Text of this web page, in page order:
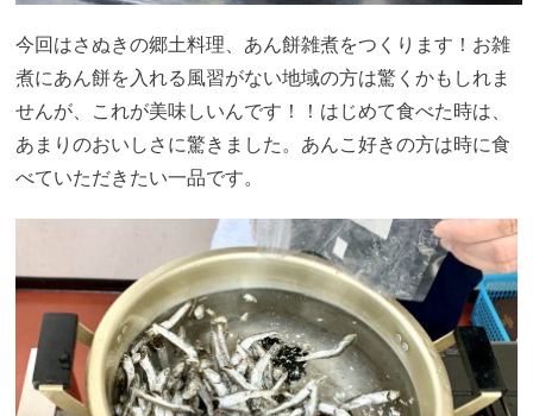
今回はさぬきの郷土料理、あん餅雑煮をつくります！お雑
煮にあん餅を入れる風習がない地域の方は驚くかもしれま
せんが、これが美味しいんです！！はじめて食べた時は、
あまりのおいしさに驚きました。あんこ好きの方は時に食
べていただきたい一品です。